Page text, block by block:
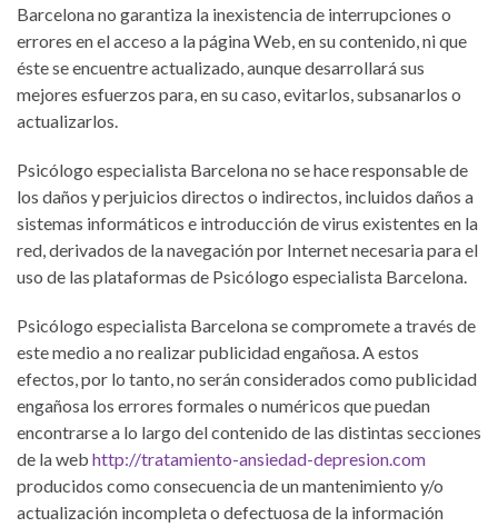
Barcelona no garantiza la inexistencia de interrupciones o
errores en el acceso a la página Web, en su contenido, ni que
éste se encuentre actualizado, aunque desarrollará sus
mejores esfuerzos para, en su caso, evitarlos, subsanarlos o
actualizarlos.
Psicólogo especialista Barcelona no se hace responsable de
los daños y perjuicios directos o indirectos, incluidos daños a
sistemas informáticos e introducción de virus existentes en la
red, derivados de la navegación por Internet necesaria para el
uso de las plataformas de Psicólogo especialista Barcelona.
Psicólogo especialista Barcelona se compromete a través de
este medio a no realizar publicidad engañosa. A estos
efectos, por lo tanto, no serán considerados como publicidad
engañosa los errores formales o numéricos que puedan
encontrarse a lo largo del contenido de las distintas secciones
de la web http://tratamiento-ansiedad-depresion.com
producidos como consecuencia de un mantenimiento y/o
actualización incompleta o defectuosa de la información